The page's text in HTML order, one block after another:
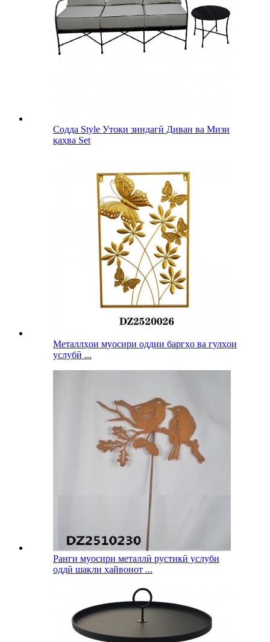
Содда Style Утоқи зиндагӣ Диван ва Мизи
қаҳва Set
Металлҳои муосири оддии баргҳо ва гулҳои
услубӣ ...
Ранги муосири металлӣ рустикӣ услуби
оддӣ шакли ҳайвонот ...